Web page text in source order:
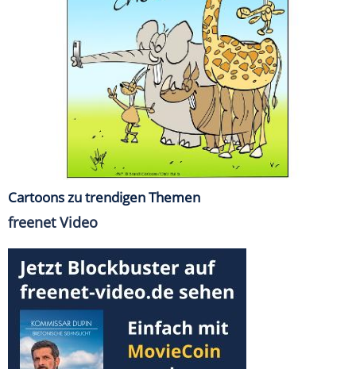
Cartoons zu trendigen Themen
freenet Video